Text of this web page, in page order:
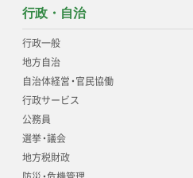
行政・自治
行政一般
地方自治
自治体経営・官民協働
行政サービス
公務員
選挙・議会
地方税財政